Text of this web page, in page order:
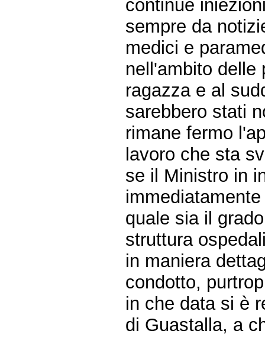
continue
sempre da
medici e
nell'ambito delle
ragazza e al
sarebbero stati
rimane fermo
lavoro che sta
se il Ministro in
quale sia il
struttura
in maniera
condotto,
in che data si è
di Guastalla, a